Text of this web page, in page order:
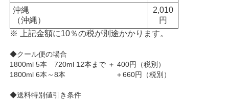
沖縄
（沖縄）
2,010
円
※ 上記金額に10％の税が別途かかります。
◆クール便の場合
1800ml 5本 720ml 12本まで ＋ 400円（税別）
1800ml 6本～8本 ＋660円（税別）
◆送料特別値引き条件